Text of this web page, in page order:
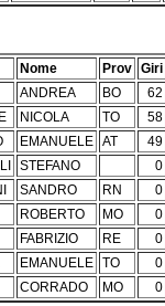
Nome Prov Giri
ANDREA BO 62
NICOLA TO 58
EMANUELE AT 49
STEFANO 0
SANDRO RN 0
ROBERTO MO 0
FABRIZIO RE 0
EMANUELE TO 0
CORRADO MO 0